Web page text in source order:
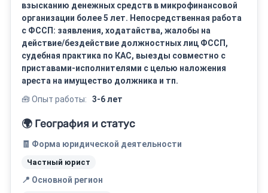
взысканию денежных средств в микрофинансовой
организации более 5 лет. Непосредственная работа
с ФССП: заявления, ходатайства, жалобы на
действие/бездействие должностных лиц ФССП,
судебная практика по КАС, выезды совместно с
приставами-исполнителями с целью наложения
ареста на имущество должника и тп.
🧰 Опыт работы:
3-6 лет
🌍 География и статус
🧾 Форма юридической деятельности
Частный юрист
📍 Основной регион